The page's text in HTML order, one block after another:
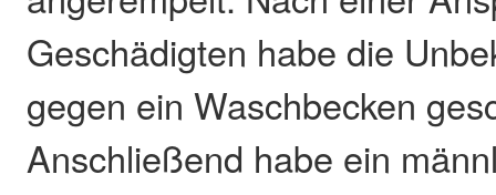
Geschädigten habe die
gegen ein Waschbecken
Anschließend habe ein